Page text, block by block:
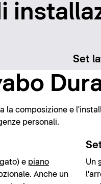
Set
la composizione e
personali.
e piano
Anche un
Un